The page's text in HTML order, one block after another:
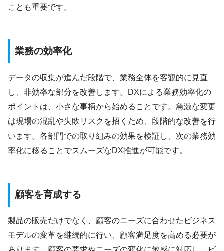
ことも重要です。
業務の効率化
データの収集が進んだ段階で、業務全体を客観的に見直
し、非効率な部分を改善します。DXによる業務効率化の
ポイントは、小さな事柄から始めることです。急激な変更
は現場の混乱や失敗リスクを招くため、段階的な改善を行
います。各部門での取り組みの効果を検証し、次の業務効
率化に移ることでスムーズなDX推進が可能です。
顧客を育成する
製品の販売だけでなく、顧客のニーズに合わせたビジネス
モデルの変革を継続的に行い、顧客満足度を高める必要が